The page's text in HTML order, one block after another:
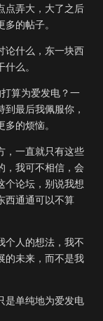
点弄大，大了之后
的帖子。
论什么，东一块西
么。
算为爱发电？一
最后我佩服你，
的烦恼。
，一直就只有这些
，我可不相信，会
个论坛，别说我想
西通通可以不算
个人的想法，我不
的未来，而不是我
是单纯地为爱发电